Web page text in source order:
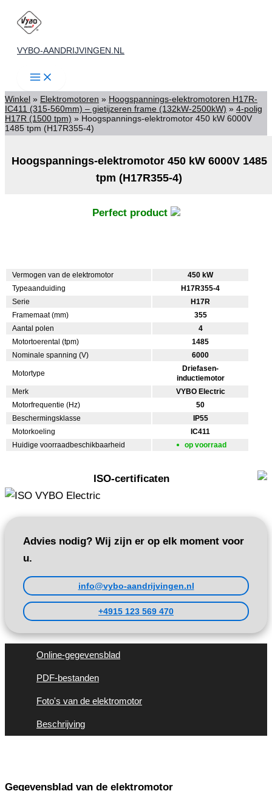
naar
VYBO-AANDRIJVINGEN.NL
Winkel » Elektromotoren » Hoogspannings-elektromotoren H17R-
IC411 (315-560mm) – gietijzeren frame (132kW-2500kW) » 4-polig
H17R (1500 tpm) » Hoogspannings-elektromotor 450 kW 6000V
1485 tpm (H17R355-4)
Hoogspannings-elektromotor 450 kW 6000V 1485
tpm (H17R355-4)
Perfect product
Vermogen van de elektromotor
450 kW
Typeaanduiding
H17R355-4
Serie
H17R
Framemaat (mm)
355
Aantal polen
4
Motortoerental (tpm)
1485
Nominale spanning (V)
6000
Motortype
Driefasen-
inductiemotor
Merk
VYBO Electric
Motorfrequentie (Hz)
50
Beschermingsklasse
IP55
Motorkoeling
IC411
Huidige voorraadbeschikbaarheid
op voorraad
ISO-certificaten
Advies nodig? Wij zijn er op elk moment voor
u.
info@vybo-aandrijvingen.nl
+4915 123 569 470
Online-gegevensblad
PDF-bestanden
Foto's van de elektromotor
Beschrijving
Gegevensblad van de elektromotor